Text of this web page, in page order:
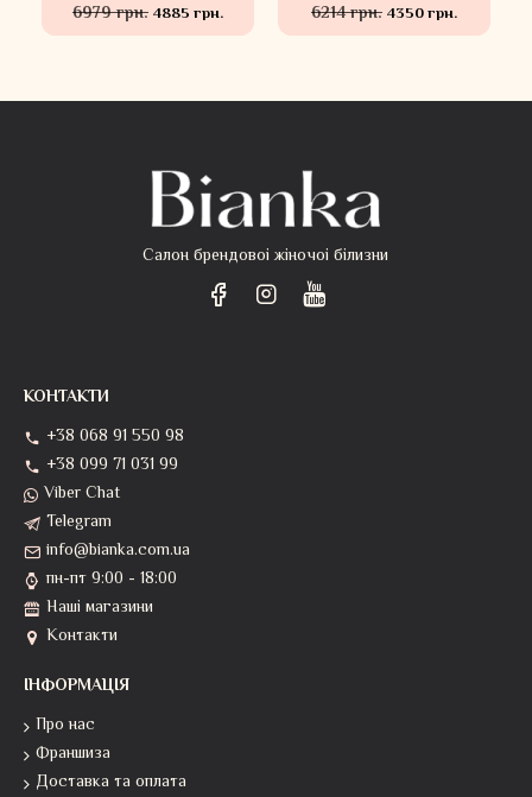
6979 грн. 4885 грн. 6214 грн. 4350 грн.
Салон брендовоі жіночоі білизни
КОНТАКТИ
+38 068 91 550 98
+38 099 71 031 99
Viber Chat
Telegram
info@bianka.com.ua
пн-пт 9:00 - 18:00
Наші магазини
Контакти
ІНФОРМАЦІЯ
Про нас
Франшиза
Доставка та оплата